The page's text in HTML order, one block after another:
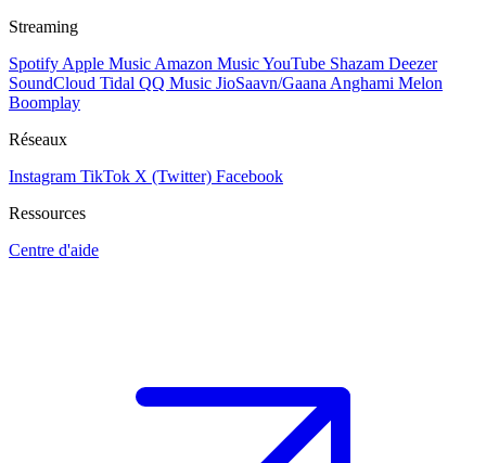
Streaming
Spotify Apple Music Amazon MusicYouTube Shazam Deezer
SoundCloud Tidal QQ Music JioSaavn/Gaana Anghami Melon
Boomplay
Réseaux
Instagram TikTok X (Twitter) Facebook
Ressources
Centre d'aide